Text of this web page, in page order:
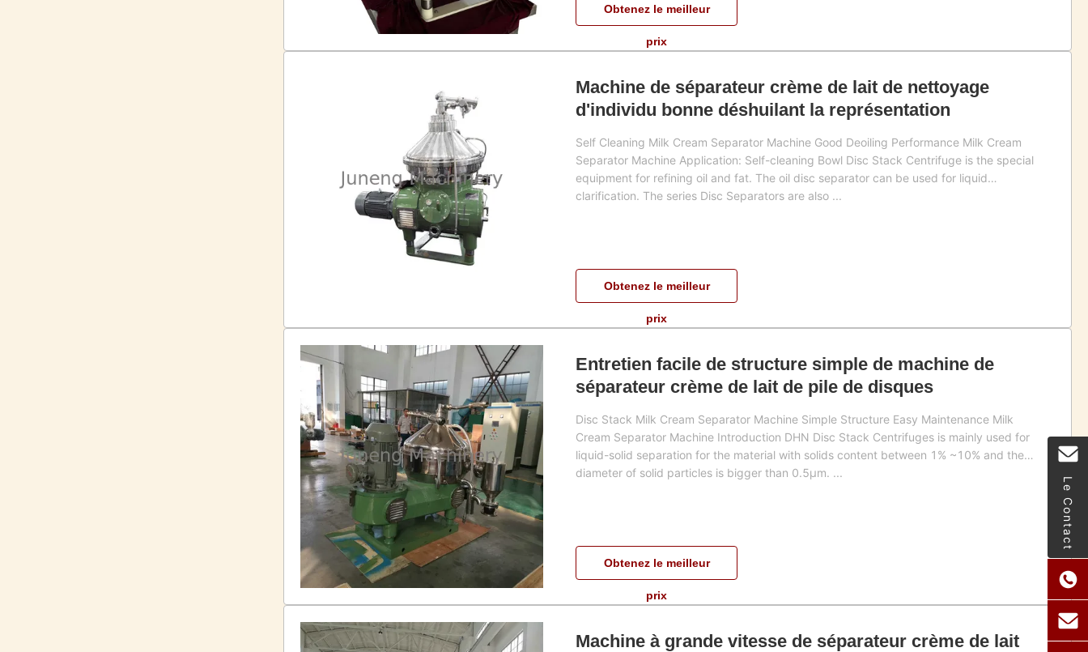
Le Contact
Obtenez le meilleur
prix
Machine de séparateur crème de lait de nettoyage
d'individu bonne déshuilant la représentation
Self Cleaning Milk Cream Separator Machine Good Deoiling Performance Milk Cream
Separator Machine Application: Self-cleaning Bowl Disc Stack Centrifuge is the special
equipment for refining oil and fat. The oil disc separator can be used for liquid
clarification. The series Disc Separators are also ...
Obtenez le meilleur
prix
Entretien facile de structure simple de machine de
séparateur crème de lait de pile de disques
Disc Stack Milk Cream Separator Machine Simple Structure Easy Maintenance Milk
Cream Separator Machine Introduction DHN Disc Stack Centrifuges is mainly used for
liquid-solid separation for the material with solids content between 1% ~10% and the
diameter of solid particles is bigger than 0.5μm. ...
Obtenez le meilleur
prix
Machine à grande vitesse de séparateur crème de lait